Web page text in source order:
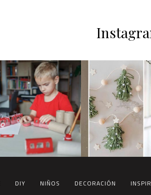
DIY NIÑOS DECORACIÓN